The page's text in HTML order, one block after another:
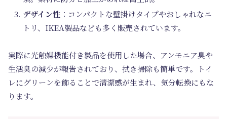
デザイン性 ：コンパクトな壁掛けタイプやおしゃれなニ
トリ、IKEA製品なども多く販売されています。
実際に光触媒機能付き製品を使用した場合、アンモニア臭や
生活臭の減少が報告されており、拭き掃除も簡単です。トイ
レにグリーンを飾ることで清潔感が生まれ、気分転換にもな
ります。